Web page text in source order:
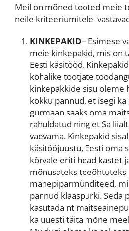
Meil on mõned tooted meie
neile kriteeriumitele
KINKEPAKID– Esimese
meie kinkepakid, mis on
Eesti käsitööd.
kohalike tootjate
kinkepakkide sisu oleme
kokku pannud, et isegi
gurmaan saaks oma
rahuldatud ning et Sa
vaevama. Kinkepakid
käsitööjuustu, Eesti oma
kõrvale eriti head kastet
mõnusateks teeõhtuteks
mahepiparmünditeed,
pannud klaaspurki. Seda
kasutada nt
ka uuesti täita mõne